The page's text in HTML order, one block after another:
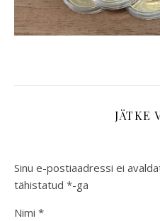
JÄTKE
Sinu e-postiaadressi ei
tähistatud *-ga
Nimi *